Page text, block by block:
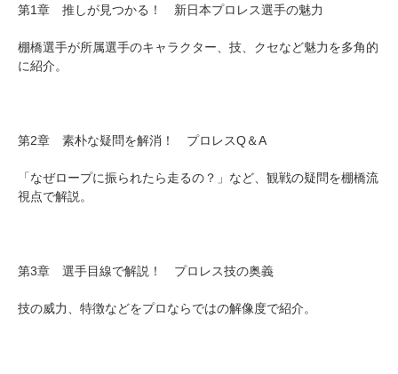
第1章 推しが見つかる！ 新日本プロレス選手の魅力
棚橋選手が所属選手のキャラクター、技、クセなど魅力を多角的
に紹介。
第2章 素朴な疑問を解消！ プロレスQ＆A
「なぜロープに振られたら走るの？」など、観戦の疑問を棚橋流
視点で解説。
第3章 選手目線で解説！ プロレス技の奥義
技の威力、特徴などをプロならではの解像度で紹介。